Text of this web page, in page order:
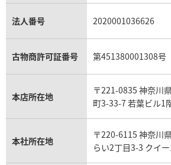
銀・シルバー買取
パラジウム買取
キャッツアイ買取
アクアマリン買取
ヴァシュロン・コンスタンタン買取
オメガ買取
カルティエ買取
フランク ミュラー買取
リシャール・ミル買取
パネライ買取
チューダー（チュードル）買取
セリーヌ買取
プラダ買取
ダミアーニ買取
モーブッサン買取
法人番号 2020001036626
古物商許可証番号 第451380001308号
本店所在地
〒221-0835 神奈川
町3-33-7 若葉ビル1
本社所在地
〒220-6115 神奈川
らい2丁目3-3 クイ